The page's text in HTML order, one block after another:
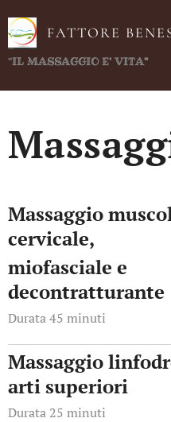
FATTORE
"IL MASSAGGIO E' VITA"
Massaggio
cervicale,
miofasciale e
decontratturante
Durata 45 minuti
Massaggio
arti superiori
Durata 25 minuti